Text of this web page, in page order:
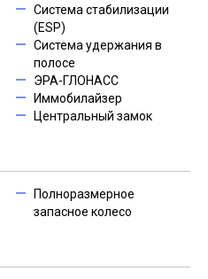
Система стабилизации
(ESP)
Система удержания в
полосе
ЭРА-ГЛОНАСС
Иммобилайзер
Центральный замок
Полноразмерное
запасное колесо